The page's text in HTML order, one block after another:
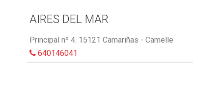
AIRES DEL MAR
Principal nº 4. 15121 Camariñas - Camelle
640146041